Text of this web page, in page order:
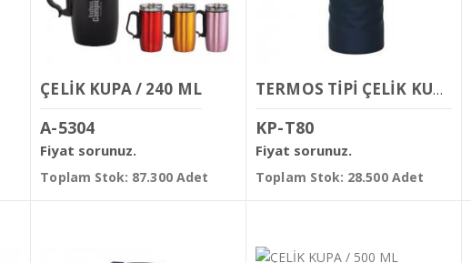
ÇELİK KUPA / 240 ML
A-5304
Fiyat sorunuz.
Toplam Stok: 87.300 Adet
TERMOS TİPİ ÇELİK KUPA BARDAK 400 ML
KP-T80
Fiyat sorunuz.
Toplam Stok: 28.500 Adet